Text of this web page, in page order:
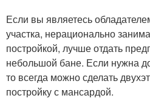
Если вы являетесь
участка, нерационально
постройкой, лучше отдать
небольшой бане. Если нужна
то всегда можно сделать
постройку с мансардой.